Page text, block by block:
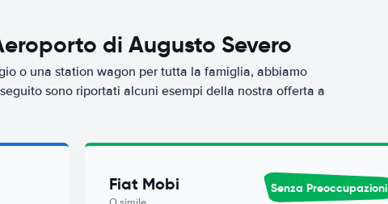
di Augusto Severo
o una station wagon per tutta la famiglia, abbiamo
sono riportati alcuni esempi della nostra offerta a
Fiat Mobi Senza Preoccupazioni